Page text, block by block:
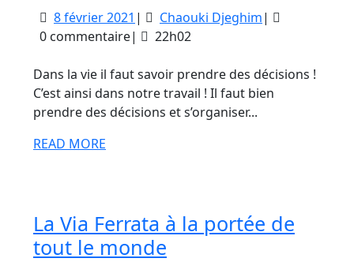
après
!
8 février 2021 8
février
| Chaouki DjeghimChaouki
|
0 commentaire| 22h02
Dans la vie il faut savoir prendre des décisions !
C’est ainsi dans notre travail ! Il faut bien
prendre des décisions et s’organiser...
READ MORE
La Via Ferrata à la portée de
tout le monde